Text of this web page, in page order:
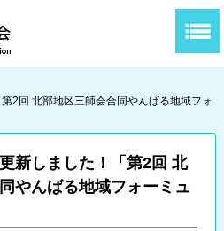
2回 北部地区三師会合同やんばる地域フォ
新しました！「第2回 北
やんばる地域フォーミュ